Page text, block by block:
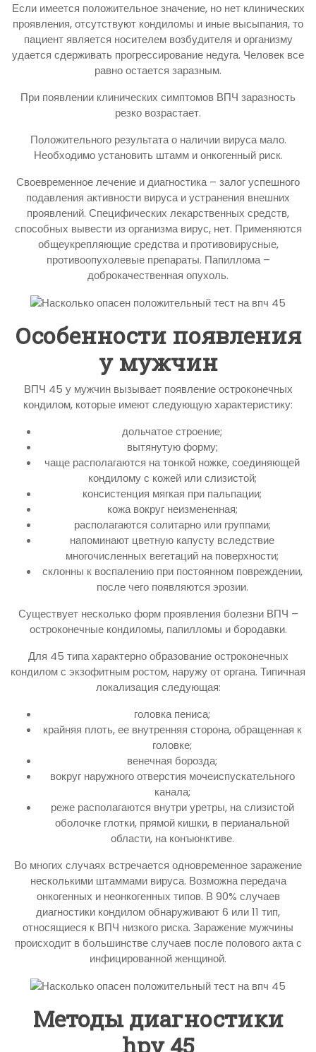
Если имеется положительное значение, но нет клинических
проявления, отсутствуют кондиломы и иные высыпания, то
пациент является носителем возбудителя и организму
удается сдерживать прогрессирование недуга. Человек все
равно остается заразным.
При появлении клинических симптомов ВПЧ заразность
резко возрастает.
Положительного результата о наличии вируса мало.
Необходимо установить штамм и онкогенный риск.
Своевременное лечение и диагностика – залог успешного
подавления активности вируса и устранения внешних
проявлений. Специфических лекарственных средств,
способных вывести из организма вирус, нет. Применяются
общеукрепляющие средства и противовирусные,
противоопухолевые препараты. Папиллома –
доброкачественная опухоль.
Особенности появления
у мужчин
ВПЧ 45 у мужчин вызывает появление остроконечных
кондилом, которые имеют следующую характеристику:
дольчатое строение;
вытянутую форму;
чаще располагаются на тонкой ножке, соединяющей
кондилому с кожей или слизистой;
консистенция мягкая при пальпации;
кожа вокруг неизмененная;
располагаются солитарно или группами;
напоминают цветную капусту вследствие
многочисленных вегетаций на поверхности;
склонны к воспалению при постоянном повреждении,
после чего появляются эрозии.
Существует несколько форм проявления болезни ВПЧ –
остроконечные кондиломы, папилломы и бородавки.
Для 45 типа характерно образование остроконечных
кондилом с экзофитным ростом, наружу от органа. Типичная
локализация следующая:
головка пениса;
крайняя плоть, ее внутренняя сторона, обращенная к
головке;
венечная борозда;
вокруг наружного отверстия мочеиспускательного
канала;
реже располагаются внутри уретры, на слизистой
оболочке глотки, прямой кишки, в перианальной
области, на конъюнктиве.
Во многих случаях встречается одновременное заражение
несколькими штаммами вируса. Возможна передача
онкогенных и неонкогенных типов. В 90% случаев
диагностики кондилом обнаруживают 6 или 11 тип,
относящиеся к ВПЧ низкого риска. Заражение мужчины
происходит в большинстве случаев после полового акта с
инфицированной женщиной.
Методы диагностики
hpv 45